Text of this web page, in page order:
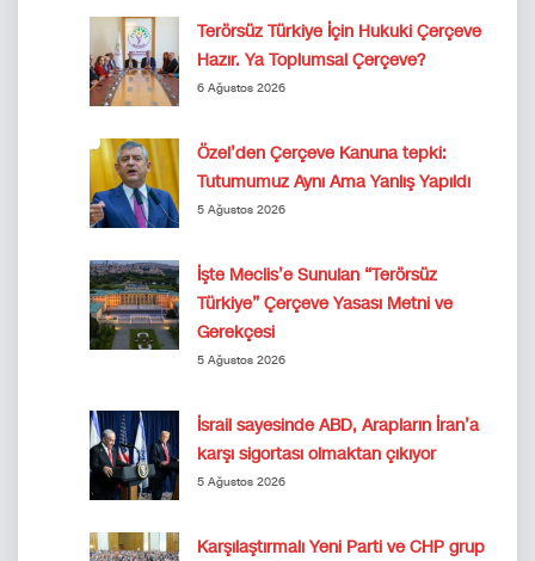
Terörsüz Türkiye İçin Hukuki Çerçeve
Hazır. Ya Toplumsal Çerçeve?
6 Ağustos 2026
Özel’den Çerçeve Kanuna tepki:
Tutumumuz Aynı Ama Yanlış Yapıldı
5 Ağustos 2026
İşte Meclis’e Sunulan “Terörsüz
Türkiye” Çerçeve Yasası Metni ve
Gerekçesi
5 Ağustos 2026
İsrail sayesinde ABD, Arapların İran’a
karşı sigortası olmaktan çıkıyor
5 Ağustos 2026
Karşılaştırmalı Yeni Parti ve CHP grup